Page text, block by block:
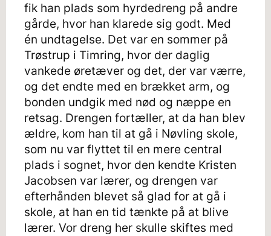
fik han plads som hyrdedreng på andre
gårde, hvor han klarede sig godt. Med
én undtagelse. Det var en sommer på
Trøstrup i Timring, hvor der daglig
vankede øretæver og det, der var værre,
og det endte med en brækket arm, og
bonden undgik med nød og næppe en
retsag. Drengen fortæller, at da han blev
ældre, kom han til at gå i Nøvling skole,
som nu var flyttet til en mere central
plads i sognet, hvor den kendte Kristen
Jacobsen var lærer, og drengen var
efterhånden blevet så glad for at gå i
skole, at han en tid tænkte på at blive
lærer. Vor dreng her skulle skiftes med